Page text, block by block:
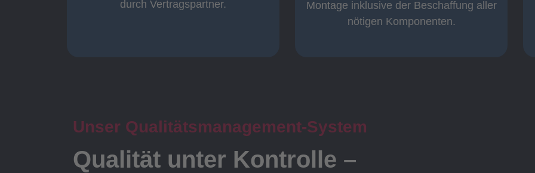
durch Vertragspartner.
durch Vertragspartner
Montage inklusive der Beschaffung aller
nötigen Komponenten.
Unser Qualitätsmanagement-System
Qualität unter Kontrolle –